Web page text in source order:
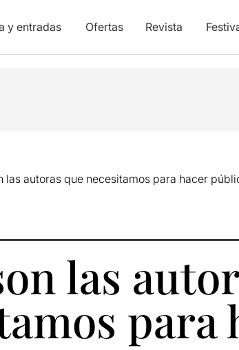
y entradas Ofertas Revista
las autoras que necesitamos para hacer
las
para